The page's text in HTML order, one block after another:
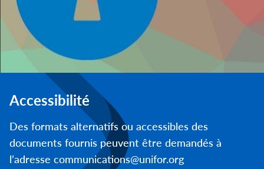
Accessibilité
Des formats alternatifs ou accessibles des
documents fournis peuvent être demandés à
l’adresse communications@unifor.org